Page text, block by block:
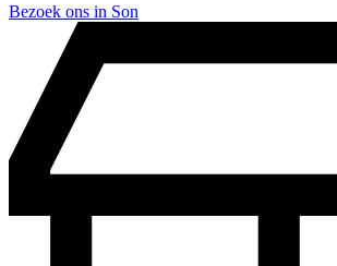
Bezoek ons in Son